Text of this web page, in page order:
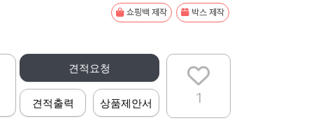
쇼핑백 제작 박스 제작
1
견적요청
견적출력 상품제안서